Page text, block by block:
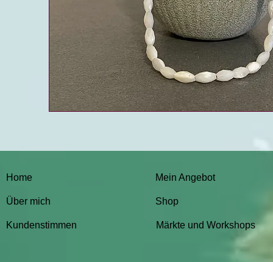
Home
Über mich
Kundenstimmen
Mein Angebot
Shop
Märkte und Workshops